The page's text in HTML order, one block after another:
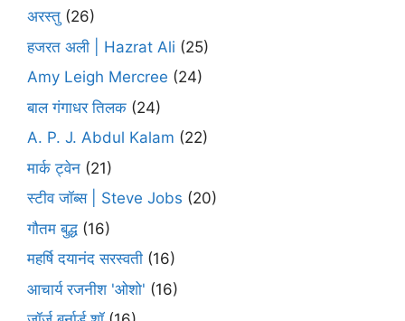
अरस्तु (26)
हजरत अली | Hazrat Ali (25)
Amy Leigh Mercree (24)
बाल गंगाधर तिलक (24)
A. P. J. Abdul Kalam (22)
मार्क ट्वेन (21)
स्टीव जॉब्स | Steve Jobs (20)
गौतम बुद्ध (16)
महर्षि दयानंद सरस्वती (16)
आचार्य रजनीश 'ओशो' (16)